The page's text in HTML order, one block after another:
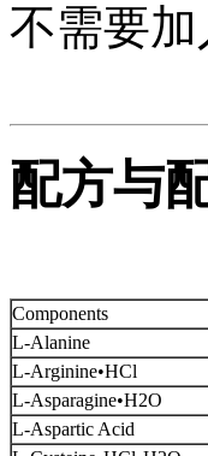
不需要
配方与
Components
L-Alanine
L-Arginine•HCl
L-Asparagine•H2O
L-Aspartic Acid